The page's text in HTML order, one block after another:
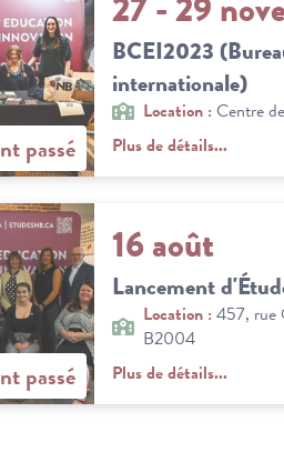
passé
BCEI2023
internationale)
Location : Centre
Plus de détails...
passé
16 août
Lancement
Location : 457, rue
B2004
Plus de détails...